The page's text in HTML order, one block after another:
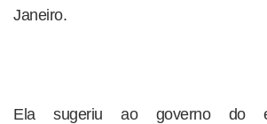
Janeiro.
Ela sugeriu ao governo do